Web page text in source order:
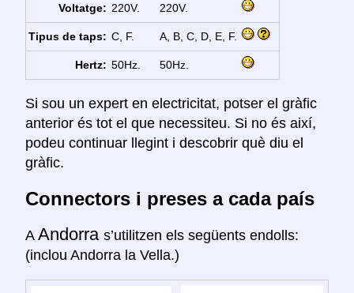
Voltatge: 220V. 220V.
Tipus de taps: C, F. A, B, C, D, E, F.
Hertz: 50Hz. 50Hz.
Si sou un expert en electricitat, potser el gràfic
anterior és tot el que necessiteu. Si no és així,
podeu continuar llegint i descobrir què diu el
gràfic.
Connectors i preses a cada país
A Andorra s’utilitzen els següents endolls:
(inclou Andorra la Vella.)